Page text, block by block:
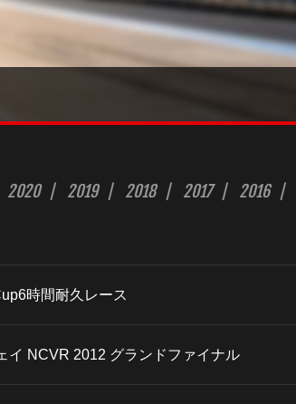
2020 2019 2018 2017 2016
時間耐久レース
イ NCVR 2012 グランドファイナル